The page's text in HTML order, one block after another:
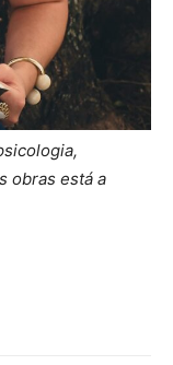
obras está a